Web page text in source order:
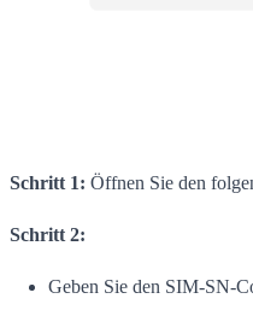
Schritt 1: Öffnen Sie den
Schritt 2:
Geben Sie den SIM-SN-